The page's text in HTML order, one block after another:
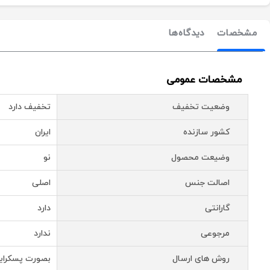
مشخصات دیدگاه‌ها
مشخصات عمومی
وضعیت تخفیف تخفیف دارد
کشور سازنده ایران
وضیعت محصول نو
اصالت جنس اصلی
گارانتی دارد
مرجوعی ندارد
روش های ارسال بصورت